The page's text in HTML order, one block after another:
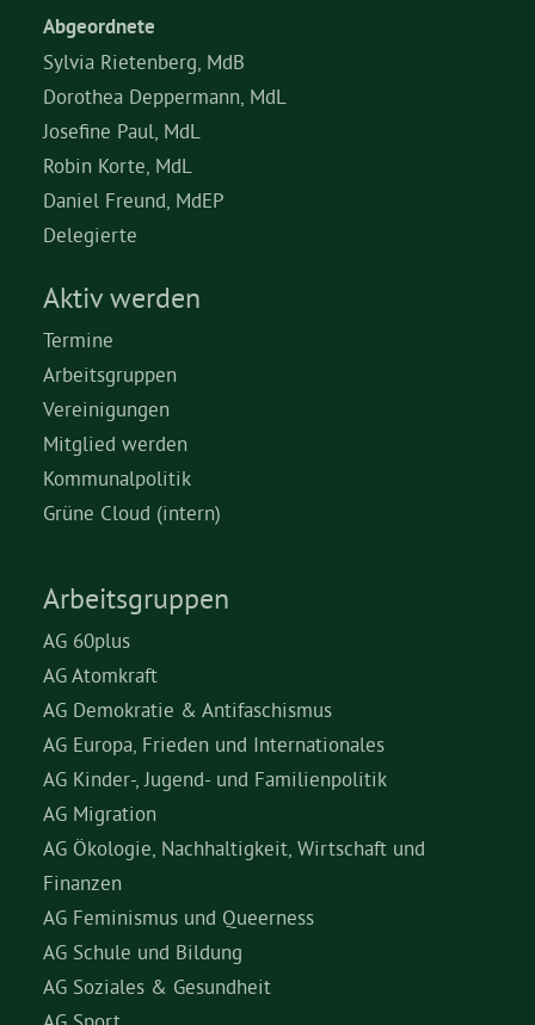
Abgeordnete
Sylvia Rietenberg, MdB
Dorothea Deppermann, MdL
Josefine Paul, MdL
Robin Korte, MdL
Daniel Freund, MdEP
Delegierte
Aktiv werden
Termine
Arbeitsgruppen
Vereinigungen
Mitglied werden
Kommunalpolitik
Grüne Cloud (intern)
Arbeitsgruppen
AG 60plus
AG Atomkraft
AG Demokratie & Antifaschismus
AG Europa, Frieden und Internationales
AG Kinder-, Jugend- und Familienpolitik
AG Migration
AG Ökologie, Nachhaltigkeit, Wirtschaft und
Finanzen
AG Feminismus und Queerness
AG Schule und Bildung
AG Soziales & Gesundheit